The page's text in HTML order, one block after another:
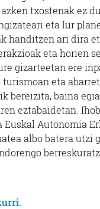
txostenak ez
eta lur
handitzen ari dira
eta horien
gizarteetan ere
eta
bereizita, baina
eztabaidetan.
Autonomia
albo batera utzi